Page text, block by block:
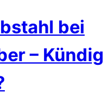
bei
–